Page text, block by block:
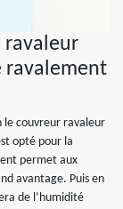
ravaleur
ravalement
le couvreur ravaleur
opté pour la
permet aux
avantage. Puis en
de l’humidité